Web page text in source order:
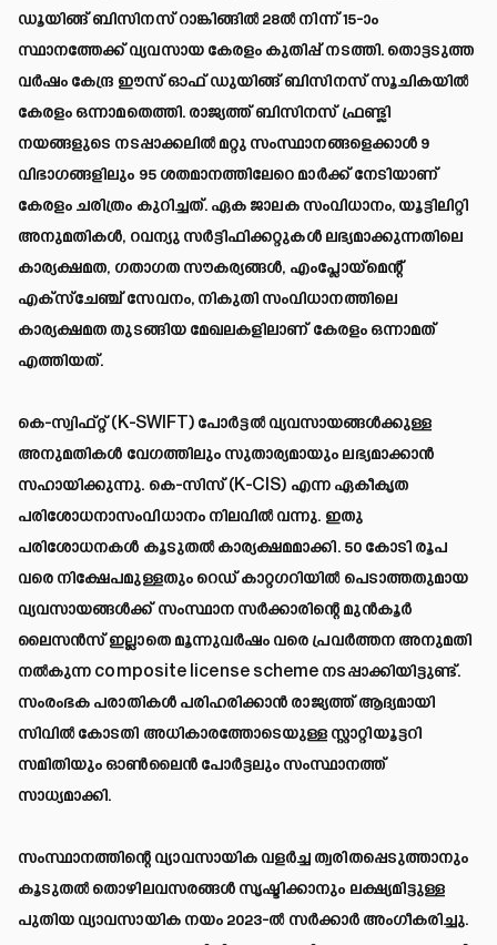
ഡൂയിങ്ങ് ബിസിനസ് റാങ്കിങ്ങിൽ 28ൽ നിന്ന് 15-ാം
സ്ഥാനത്തേക്ക് വ്യവസായ കേരളം കുതിപ്പ് നടത്തി. തൊട്ടടുത്ത
വർഷം കേന്ദ്ര ഈസ് ഓഫ് ഡുയിങ്ങ് ബിസിനസ് സൂചികയിൽ
കേരളം ഒന്നാമതെത്തി. രാജ്യത്ത് ബിസിനസ് ഫ്രണ്ട്ലി
നയങ്ങളുടെ നടപ്പാക്കലിൽ മറ്റു സംസ്ഥാനങ്ങളെക്കാൾ 9
വിഭാഗങ്ങളിലും 95 ശതമാനത്തിലേറെ മാർക്ക് നേടിയാണ്
കേരളം ചരിത്രം കുറിച്ചത്. ഏക ജാലക സംവിധാനം, യൂട്ടിലിറ്റി
അനുമതികൾ, റവന്യു സർട്ടിഫിക്കറ്റുകൾ ലഭ്യമാക്കുന്നതിലെ
കാര്യക്ഷമത, ഗതാഗത സൗകര്യങ്ങൾ, എംപ്ലോയ്മെന്റ്
എക്സ്ചേഞ്ച് സേവനം, നികുതി സംവിധാനത്തിലെ
കാര്യക്ഷമത തുടങ്ങിയ മേഖലകളിലാണ് കേരളം ഒന്നാമത്
എത്തിയത്.
കെ-സ്വിഫ്റ്റ് (K-SWIFT) പോർട്ടൽ വ്യവസായങ്ങൾക്കുള്ള
അനുമതികൾ വേഗത്തിലും സുതാര്യമായും ലഭ്യമാക്കാൻ
സഹായിക്കുന്നു. കെ-സിസ് (K-CIS) എന്ന ഏകീകൃത
പരിശോധനാസംവിധാനം നിലവിൽ വന്നു. ഇതു
പരിശോധനകൾ കൂടുതൽ കാര്യക്ഷമമാക്കി. 50 കോടി രൂപ
വരെ നിക്ഷേപമുള്ളതും റെഡ് കാറ്റഗറിയിൽ പെടാത്തതുമായ
വ്യവസായങ്ങൾക്ക് സംസ്ഥാന സർക്കാരിന്റെ മുൻകൂർ
ലൈസൻസ് ഇല്ലാതെ മൂന്നുവർഷം വരെ പ്രവർത്തന അനുമതി
നൽകുന്ന composite license scheme നടപ്പാക്കിയിട്ടുണ്ട്.
സംരംഭക പരാതികൾ പരിഹരിക്കാൻ രാജ്യത്ത് ആദ്യമായി
സിവിൽ കോടതി അധികാരത്തോടെയുള്ള സ്റ്റാറ്റിയൂട്ടറി
സമിതിയും ഓൺലൈൻ പോർട്ടലും സംസ്ഥാനത്ത്
സാധ്യമാക്കി.
സംസ്ഥാനത്തിന്റെ വ്യാവസായിക വളർച്ച ത്വരിതപ്പെടുത്താനും
കൂടുതൽ തൊഴിലവസരങ്ങൾ സൃഷ്ടിക്കാനും ലക്ഷ്യമിട്ടുള്ള
പുതിയ വ്യാവസായിക നയം 2023-ൽ സർക്കാർ അംഗീകരിച്ചു.